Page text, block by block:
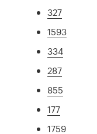
327
1593
334
287
855
177
1759